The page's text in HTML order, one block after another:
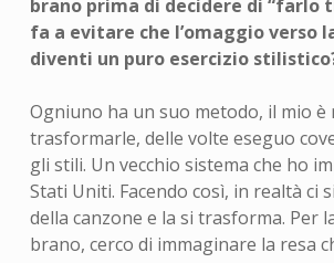
brano prima di decidere di “farlo
fa a evitare che l’omaggio verso
diventi un puro esercizio
Ogniuno ha un suo metodo, il mio è
trasformarle, delle volte eseguo
gli stili. Un vecchio sistema che ho
Stati Uniti. Facendo così, in realtà ci
della canzone e la si trasforma. Per
brano, cerco di immaginare la resa